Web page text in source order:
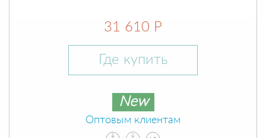
31 610 Р
Где купить
New
Оптовым клиентам